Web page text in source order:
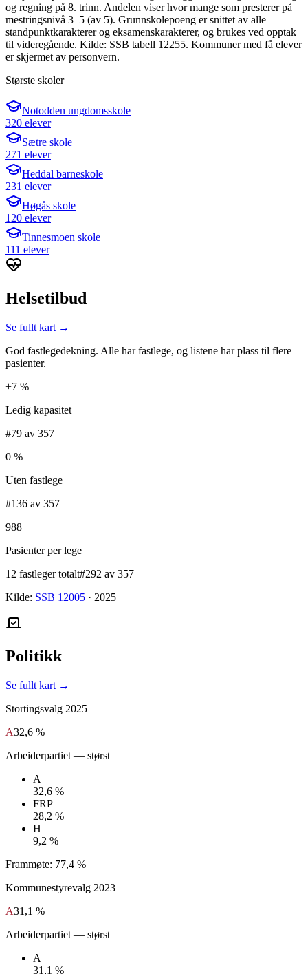
og regning på 8. trinn. Andelen viser hvor mange som presterer på
mestringsnivå 3–5 (av 5). Grunnskolepoeng er snittet av alle
standpunktkarakterer og eksamenskarakterer, og brukes ved opptak
til videregående. Kilde: SSB tabell 12255. Kommuner med få elever
er skjermet av personvern.
Største skoler
Notodden ungdomsskole
320 elever
Sætre skole
271 elever
Heddal barneskole
231 elever
Høgås skole
120 elever
Tinnesmoen skole
111 elever
Helsetilbud
Se fullt kart →
God fastlegedekning. Alle har fastlege, og listene har plass til flere
pasienter.
+7 %
Ledig kapasitet
#79 av 357
0 %
Uten fastlege
#136 av 357
988
Pasienter per lege
12 fastleger totalt#292 av 357
Kilde: SSB 12005 · 2025
Politikk
Se fullt kart →
Stortingsvalg 2025
A32,6 %
Arbeiderpartiet — størst
A
32,6 %
FRP
28,2 %
H
9,2 %
Frammøte: 77,4 %
Kommunestyrevalg 2023
A31,1 %
Arbeiderpartiet — størst
A
31,1 %